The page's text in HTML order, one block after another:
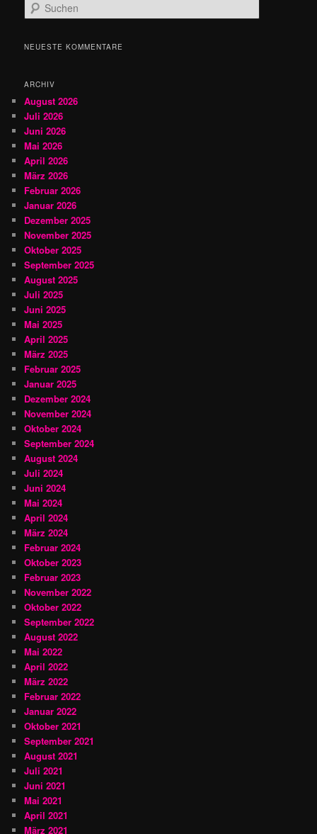
u
h
NEUESTE KOMMENTARE
ARCHIV
August 2026
Juli 2026
Juni 2026
Mai 2026
April 2026
März 2026
Februar 2026
Januar 2026
Dezember 2025
November 2025
Oktober 2025
September 2025
August 2025
Juli 2025
Juni 2025
Mai 2025
April 2025
März 2025
Februar 2025
Januar 2025
Dezember 2024
November 2024
Oktober 2024
September 2024
August 2024
Juli 2024
Juni 2024
Mai 2024
April 2024
März 2024
Februar 2024
Oktober 2023
Februar 2023
November 2022
Oktober 2022
September 2022
August 2022
Mai 2022
April 2022
März 2022
Februar 2022
Januar 2022
Oktober 2021
September 2021
August 2021
Juli 2021
Juni 2021
Mai 2021
April 2021
März 2021